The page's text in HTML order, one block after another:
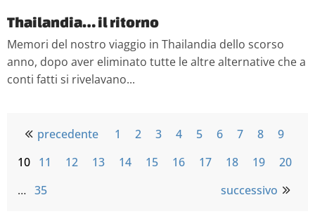
Thailandia… il ritorno
Memori del nostro viaggio in Thailandia dello scorso
anno, dopo aver eliminato tutte le altre alternative che a
conti fatti si rivelavano...
precedente 1 2 3 4 5 6 7 8
9
10 11 12 13 14 15 16 17 18 19
20
… 35 successivo